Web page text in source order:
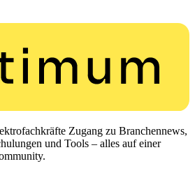
Zugang zu Branchennews,
und Tools – alles auf einer